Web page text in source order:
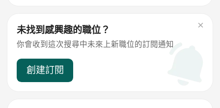
未找到感興趣的職位？
你會收到這次搜尋中未來上新職位的訂閱通知
創建訂閱